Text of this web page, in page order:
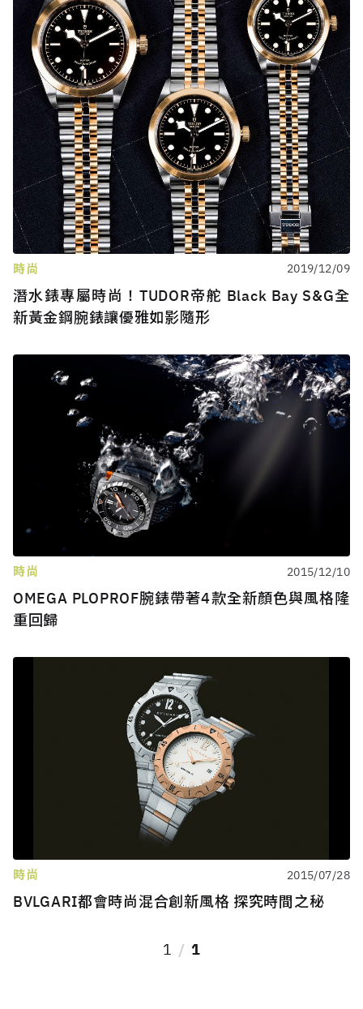
時尚 2019/12/09
潛水錶專屬時尚！TUDOR帝舵 Black Bay S&G全
新黃金鋼腕錶讓優雅如影隨形
時尚 2015/12/10
OMEGA PLOPROF腕錶帶著4款全新顏色與風格隆
重回歸
時尚 2015/07/28
BVLGARI都會時尚混合創新風格 探究時間之秘
1 1